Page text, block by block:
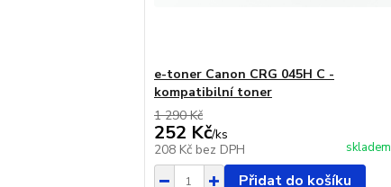
e-toner Canon CRG 045H C -
kompatibilní toner
1 290 Kč
252 Kč/ks
208 Kč bez DPH skladem
Přidat do košíku